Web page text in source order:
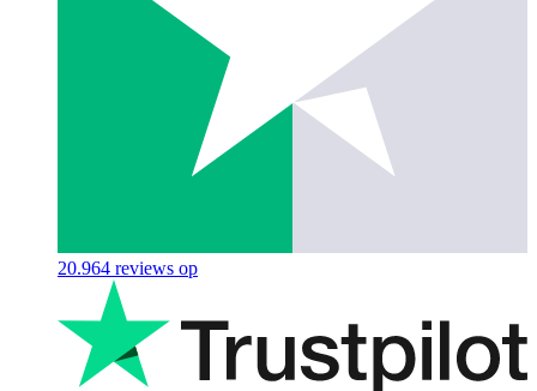
20.964 reviews op